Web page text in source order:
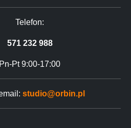
Telefon:
571 232 988
Pn-Pt 9:00-17:00
studio@orbin.pl